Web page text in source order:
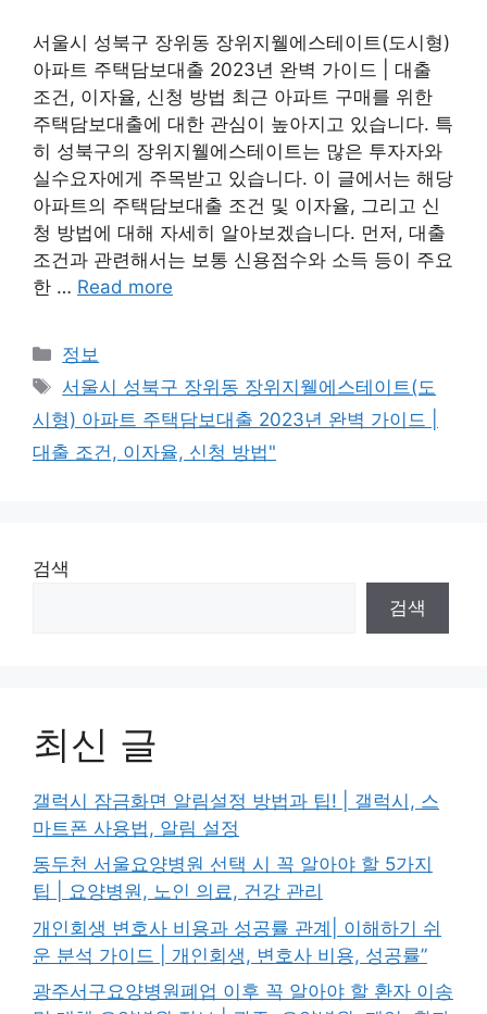
서울시 성북구 장위동 장위지웰에스테이트(도시형)
아파트 주택담보대출 2023년 완벽 가이드 | 대출
조건, 이자율, 신청 방법 최근 아파트 구매를 위한
주택담보대출에 대한 관심이 높아지고 있습니다. 특
히 성북구의 장위지웰에스테이트는 많은 투자자와
실수요자에게 주목받고 있습니다. 이 글에서는 해당
아파트의 주택담보대출 조건 및 이자율, 그리고 신
청 방법에 대해 자세히 알아보겠습니다. 먼저, 대출
조건과 관련해서는 보통 신용점수와 소득 등이 주요
한 … Read more
Categories
정보
Tags
서울시 성북구 장위동 장위지웰에스테이트(도
시형) 아파트 주택담보대출 2023년 완벽 가이드 |
대출 조건, 이자율, 신청 방법"
검색
검색
최신 글
갤럭시 잠금화면 알림설정 방법과 팁! | 갤럭시, 스
마트폰 사용법, 알림 설정
동두천 서울요양병원 선택 시 꼭 알아야 할 5가지
팁 | 요양병원, 노인 의료, 건강 관리
개인회생 변호사 비용과 성공률 관계| 이해하기 쉬
운 분석 가이드 | 개인회생, 변호사 비용, 성공률”
광주서구요양병원폐업 이후 꼭 알아야 할 환자 이송